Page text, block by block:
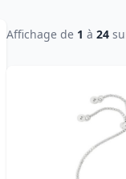
Affichage de 1 à 24